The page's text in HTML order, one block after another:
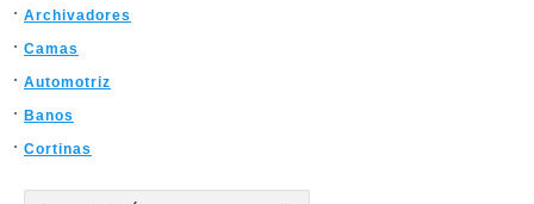
Archivadores
Camas
Automotriz
Banos
Cortinas